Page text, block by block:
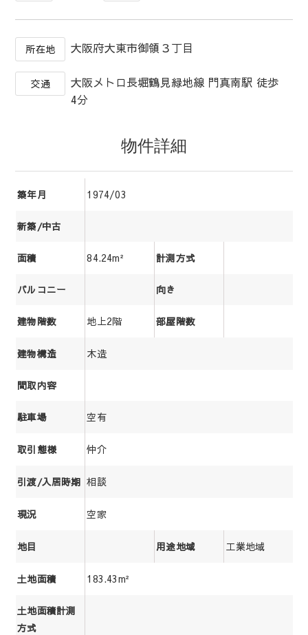
所在地 大阪府大東市御領３丁目
交通
大阪メトロ長堀鶴見緑地線 門真南駅 徒歩
4分
物件詳細
築年月 1974/03
新築/中古
面積 84.24m² 計測方式
バルコニー 向き
建物階数 地上2階 部屋階数
建物構造 木造
間取内容
駐車場 空有
取引態様 仲介
引渡/入居時期 相談
現況 空家
地目 用途地域 工業地域
土地面積 183.43m²
土地面積計測
方式